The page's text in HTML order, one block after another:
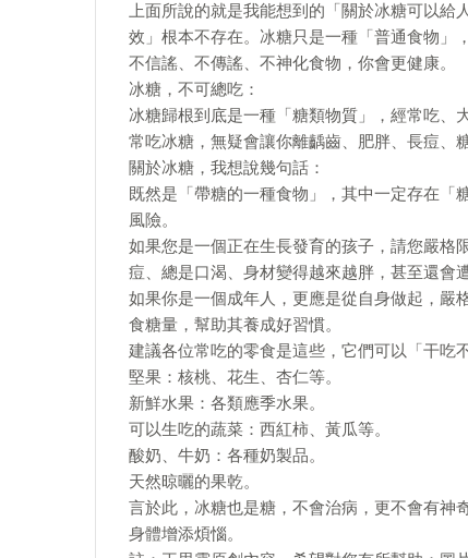
上面所說的就是我能想到的「關於冰糖可以給
效」根本不存在。冰糖只是一種「普通食物」
不信謠、不傳謠、不神化食物，你會更健康。
冰糖，不可總吃：
冰糖歸根到底是一種「糖類物質」，經常吃、
常吃冰糖，無疑會讓你離齲齒、肥胖、長痘、
關於冰糖，我想說幾句話：
既然是「帶糖的一種食物」，其中一定存在「
風險。
如果您是一個正在生長發育的孩子，請您嚴格
痘、總是口渴、身材變得越來越胖，甚至還會
如果你是一個成年人，更應是從自身做起，嚴
食糖量，幫助其養成好習慣。
建議各位常吃的零食是這些，它們可以「干吃
堅果：核桃、花生、杏仁等。
新鮮水果：各類應季水果。
可以生吃的蔬菜：西紅柿、黃瓜等。
酸奶、牛奶：各種奶製品。
天然晾曬的果乾。
言於此，冰糖也是糖，不會治病，更不會有神
身體增添煩惱。